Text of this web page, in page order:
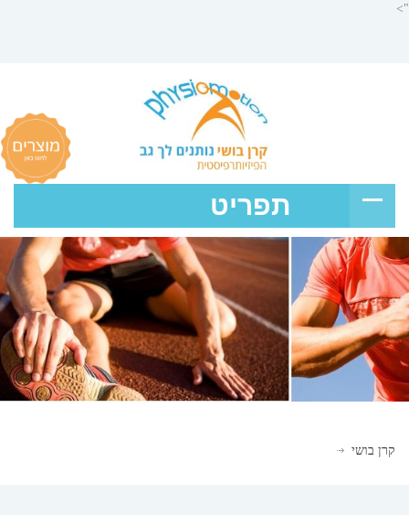
">
תפריט
קרן בושי